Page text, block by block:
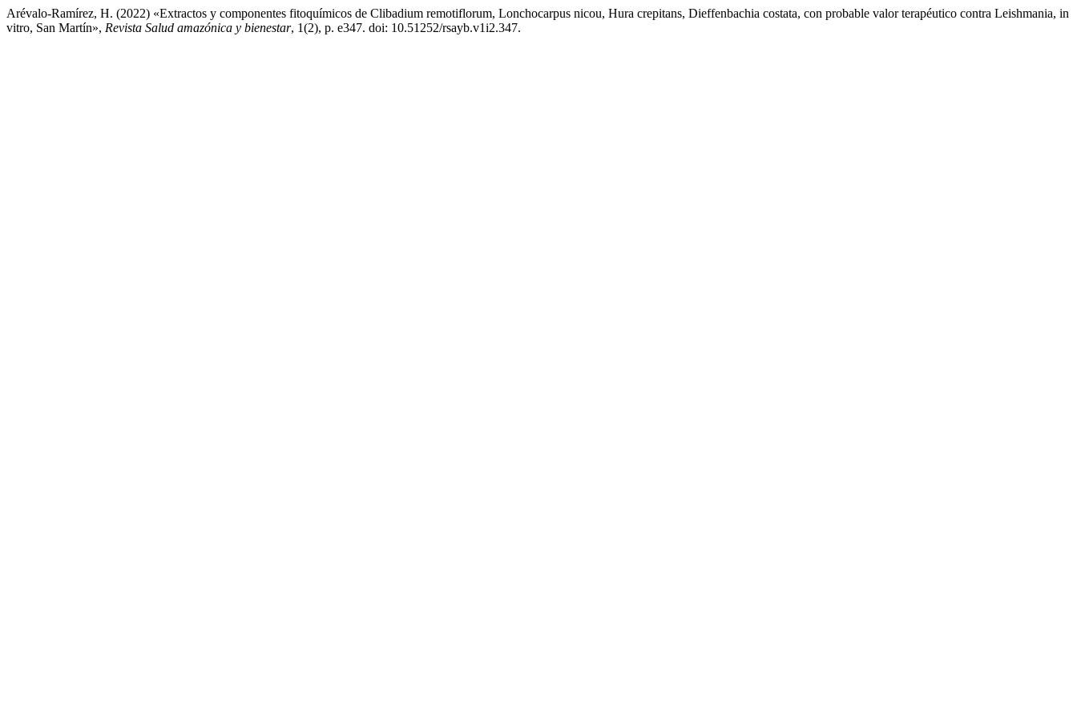
Arévalo-Ramírez, H. (2022) «Extractos y componentes fitoquímicos de Clibadium remotiflorum, Lonchocarpus nicou, Hura crepitans, Dieffenbachia costata, con probable valor terapéutico contra Leishmania, in
vitro, San Martín», Revista Salud amazónica y bienestar, 1(2), p. e347. doi: 10.51252/rsayb.v1i2.347.